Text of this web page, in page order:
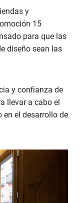
y
15
para que las
diseño sean las
y confianza de
llevar a cabo el
en el desarrollo de